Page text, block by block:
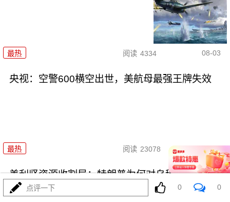
最热 阅读 4334 08-03
央视：空警600横空出世，美航母最强王牌失效
最热 阅读 23078 08-03
美利坚资源收割局：特朗普为何对乌稀土\"摊牌\"
点评一下 0 0